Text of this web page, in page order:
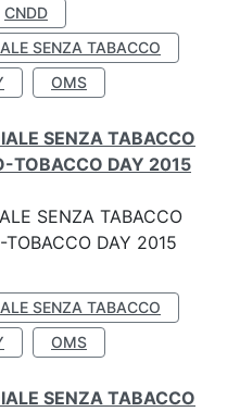
CNDD
SENZA TABACCO
OMS
SENZA TABACCO
TOBACCO DAY 2015
SENZA TABACCO
DAY 2015
SENZA TABACCO
OMS
SENZA TABACCO